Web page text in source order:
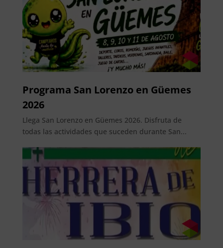
Programa San Lorenzo en Güemes
2026
Llega San Lorenzo en Güemes 2026. Disfruta de
todas las actividades que suceden durante San...